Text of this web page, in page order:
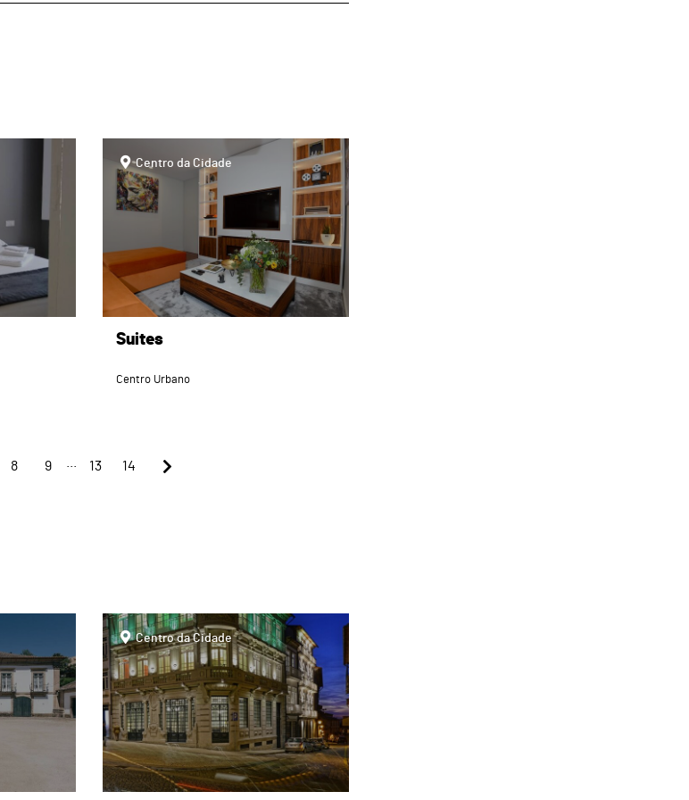
pageCentro da Cidade
Suites
Centro Urbano
8 9 13 14
pageCentro da Cidade